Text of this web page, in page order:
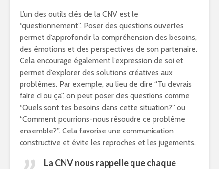
L’un des outils clés de la CNV est le
“questionnement”. Poser des questions ouvertes
permet d’approfondir la compréhension des besoins,
des émotions et des perspectives de son partenaire.
Cela encourage également l’expression de soi et
permet d’explorer des solutions créatives aux
problèmes. Par exemple, au lieu de dire “Tu devrais
faire ci ou ça”, on peut poser des questions comme
“Quels sont tes besoins dans cette situation?” ou
“Comment pourrions-nous résoudre ce problème
ensemble?”. Cela favorise une communication
constructive et évite les reproches et les jugements.
La CNV nous rappelle que chaque